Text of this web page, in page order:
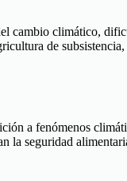
cambio climático,
de
a fenómenos
la seguridad